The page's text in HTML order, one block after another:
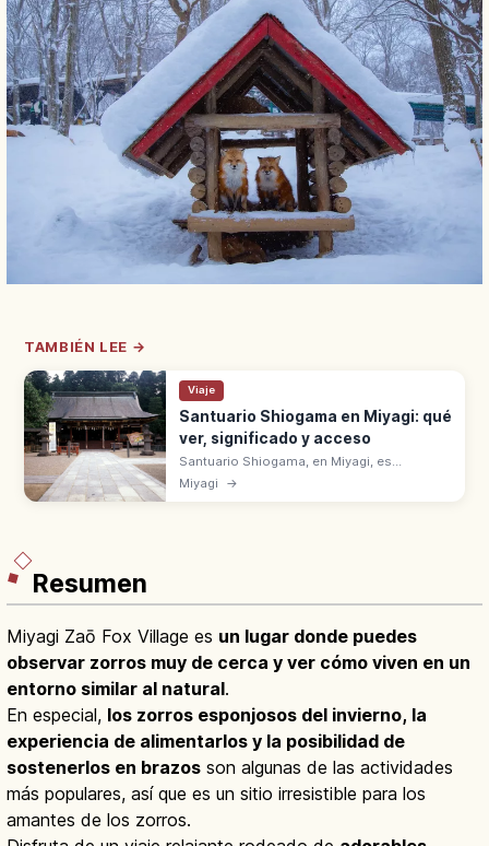
TAMBIÉN LEE →
Viaje
Santuario Shiogama en Miyagi: qué
ver, significado y acceso
Santuario Shiogama, en Miyagi, es
Ichinomiya de la antigua provincia de Mutsu.
Se alza en el monte Ichimori, a 30 min en JR
Miyagi →
Resumen
Miyagi Zaō Fox Village es un lugar donde puedes
observar zorros muy de cerca y ver cómo viven en un
entorno similar al natural.
En especial, los zorros esponjosos del invierno, la
experiencia de alimentarlos y la posibilidad de
sostenerlos en brazos son algunas de las actividades
más populares, así que es un sitio irresistible para los
amantes de los zorros.